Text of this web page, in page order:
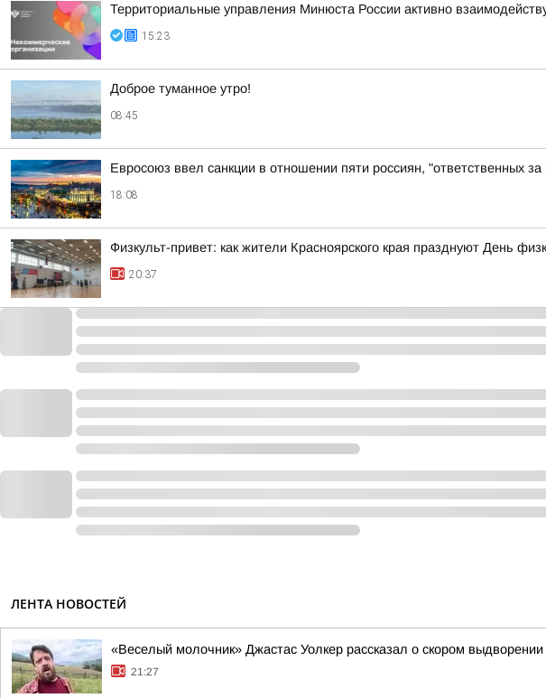
Территориальные управления Минюста России активно
15:23
Доброе туманное утро!
08:45
Евросоюз ввел санкции в отношении пяти россиян, "ответственных
18:08
Физкульт-привет: как жители Красноярского края празднуют День
20:37
ЛЕНТА НОВОСТЕЙ
«Веселый молочник» Джастас Уолкер рассказал о скором выдворении
21:27